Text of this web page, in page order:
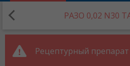
РАЗО 0,02 N30
Рецептурный препарат